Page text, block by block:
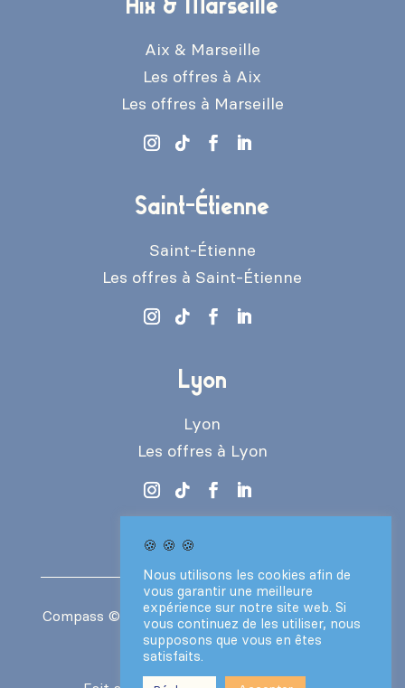
Aix & Marseille
Les offres à Aix
Les offres à Marseille
Saint-Étienne
Saint-Étienne
Les offres à Saint-Étienne
Lyon
Lyon
Les offres à Lyon
Compass © 2024 – Tous droits réservés – CGV
–Mentions légales
🍪 🍪 🍪
Nous utilisons les cookies afin de
vous garantir une meilleure
expérience sur notre site web. Si
vous continuez de les utiliser, nous
supposons que vous en êtes
satisfaits.